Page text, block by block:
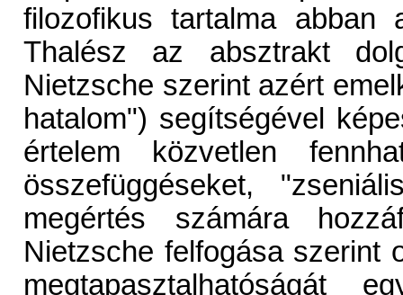
filozofikus tartalma abban
Thalész az absztrakt
Nietzsche szerint azért
hatalom") segítségével
értelem közvetlen
összefüggéseket,
megértés számára
Nietzsche felfogása szerint
megtapasztalhatóságát